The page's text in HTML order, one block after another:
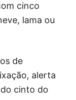
cinco
lama ou
de
alerta
cinto do